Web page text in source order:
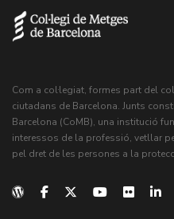
Com a col·legiat, formes part del
ciutadans de Barcelona. Junts
Barcelona (CoMB), una institució
interessos de la professió, vetllar
pel dret de les persones a la